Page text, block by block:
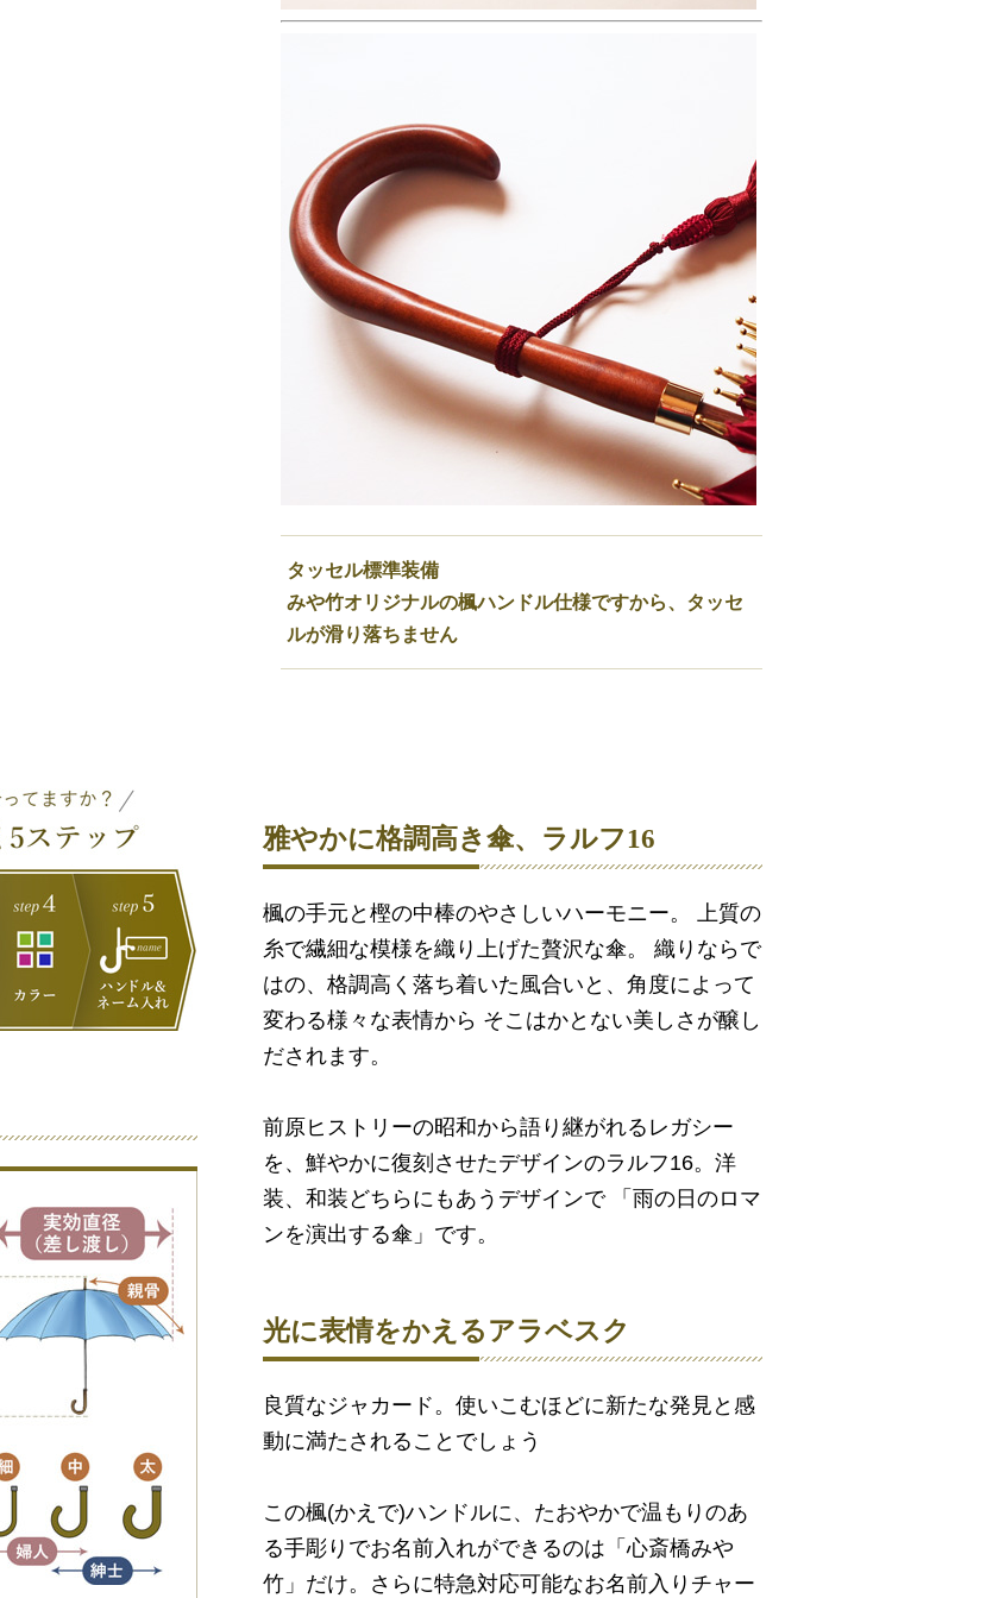
タッセル標準装備
みや竹オリジナルの楓ハンドル仕様ですから、タッセ
ルが滑り落ちません
雅やかに格調高き傘、ラルフ16
楓の手元と樫の中棒のやさしいハーモニー。 上質の
糸で繊細な模様を織り上げた贅沢な傘。 織りならで
はの、格調高く落ち着いた風合いと、角度によって
変わる様々な表情から そこはかとない美しさが醸し
だされます。
前原ヒストリーの昭和から語り継がれるレガシー
を、鮮やかに復刻させたデザインのラルフ16。洋
装、和装どちらにもあうデザインで 「雨の日のロマ
ンを演出する傘」です。
光に表情をかえるアラベスク
良質なジャカード。使いこむほどに新たな発見と感
動に満たされることでしょう
この楓(かえで)ハンドルに、たおやかで温もりのあ
る手彫りでお名前入れができるのは「心斎橋みや
竹」だけ。さらに特急対応可能なお名前入りチャー